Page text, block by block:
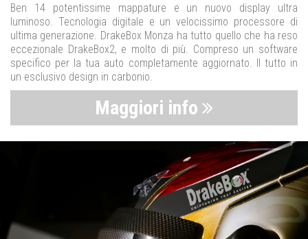
Ben 14 potentissime mappature e un nuovo display ultra
luminoso. Tecnologia digitale e un velocissimo processore di
ultima generazione. DrakeBox Monza ha tutto quello che ha reso
eccezionale DrakeBox2, e molto di più. Compreso un software
specifico per la tua auto completamente aggiornato. Il tutto in
un esclusivo design in carbonio.
Maggiori info